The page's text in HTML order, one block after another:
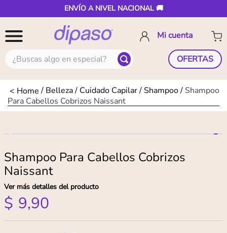
ENVÍO A NIVEL NACIONAL 🚚
¿Buscas algo en especial? OFERTAS
Belleza Cuidado Capilar Shampoo
Shampoo
Para Cabellos Cobrizos Naissant
Shampoo Para Cabellos Cobrizos
Naissant
Ver más detalles del producto
$ 9,90